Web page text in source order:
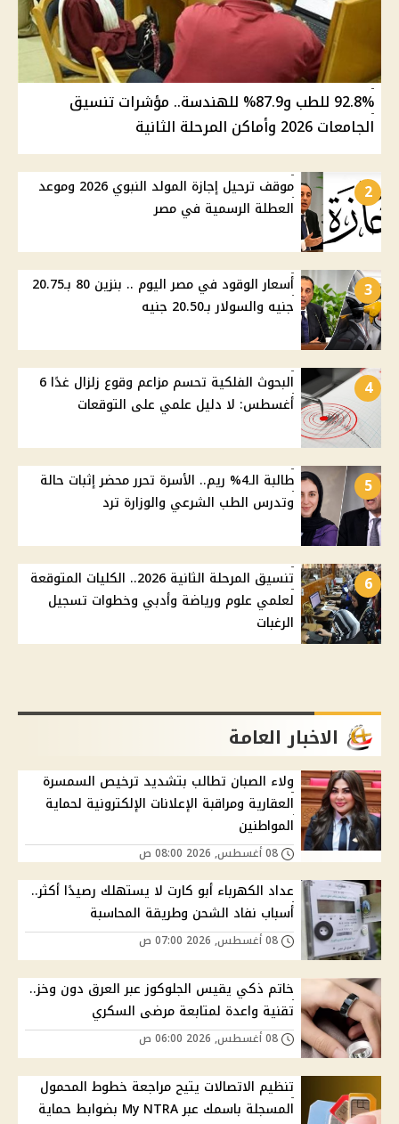
92.8% للطب و87.9% للهندسة.. مؤشرات تنسيق
الجامعات 2026 وأماكن المرحلة الثانية
2
موقف ترحيل إجازة المولد النبوي 2026 وموعد
العطلة الرسمية في مصر
3
أسعار الوقود في مصر اليوم .. بنزين 80 بـ20.75
جنيه والسولار بـ20.50 جنيه
4
البحوث الفلكية تحسم مزاعم وقوع زلزال غدًا 6
أغسطس: لا دليل علمي على التوقعات
5
طالبة الـ4% ريم.. الأسرة تحرر محضر إثبات حالة
وتدرس الطب الشرعي والوزارة ترد
6
تنسيق المرحلة الثانية 2026.. الكليات المتوقعة
لعلمي علوم ورياضة وأدبي وخطوات تسجيل
الرغبات
الاخبار العامة
ولاء الصبان تطالب بتشديد ترخيص السمسرة
العقارية ومراقبة الإعلانات الإلكترونية لحماية
المواطنين
عداد الكهرباء أبو كارت لا يستهلك رصيدًا أكثر..
أسباب نفاد الشحن وطريقة المحاسبة
خاتم ذكي يقيس الجلوكوز عبر العرق دون وخز..
تقنية واعدة لمتابعة مرضى السكري
تنظيم الاتصالات يتيح مراجعة خطوط المحمول
المسجلة باسمك عبر My NTRA بضوابط حماية